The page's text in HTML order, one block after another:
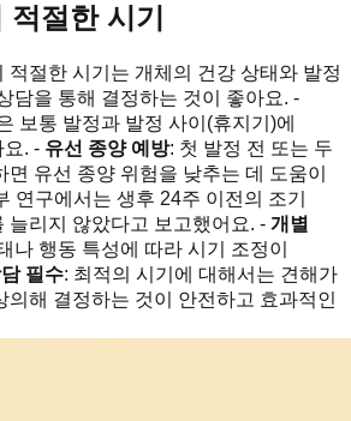
절한 시기
적절한 시기는 개체의 건강 상태와 발정
담을 통해 결정하는 것이 좋아요. -
보통 발정과 발정 사이(휴지기)에
요. - 유선 종양 예방: 첫 발정 전 또는 두
면 유선 종양 위험을 낮추는 데 도움이
연구에서는 생후 24주 이전의 조기
늘리지 않았다고 보고했어요. - 개별
나 행동 특성에 따라 시기 조정이
필수: 최적의 시기에 대해서는 견해가
의해 결정하는 것이 안전하고 효과적인